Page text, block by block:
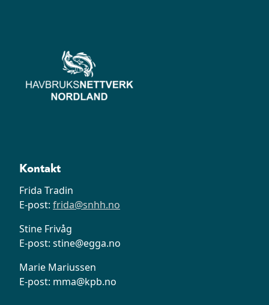
Kontakt
Frida Tradin
E-post: frida@snhh.no
Stine Frivåg
E-post: stine@egga.no
Marie Mariussen
E-post: mma@kpb.no